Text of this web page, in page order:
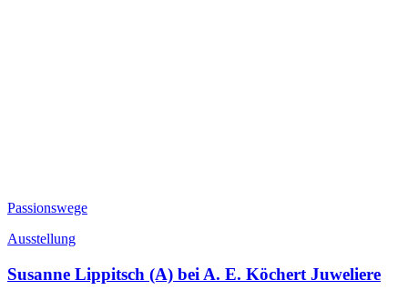
Passionswege
Ausstellung
Susanne Lippitsch (A) bei A. E. Köchert Juweliere